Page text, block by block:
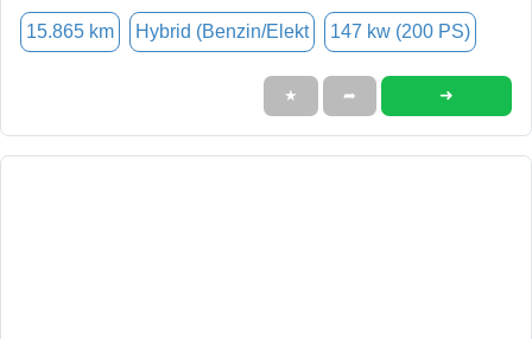
15.865 km Hybrid (Benzin/Elekt 147 kw (200 PS)
★ ➦ ➜